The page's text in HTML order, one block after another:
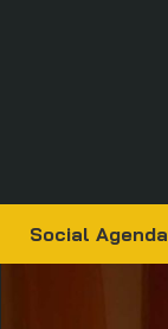
Social Agenda